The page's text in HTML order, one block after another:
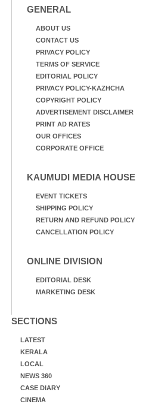
GENERAL
ABOUT US
CONTACT US
PRIVACY POLICY
TERMS OF SERVICE
EDITORIAL POLICY
PRIVACY POLICY-KAZHCHA
COPYRIGHT POLICY
ADVERTISEMENT DISCLAIMER
PRINT AD RATES
OUR OFFICES
CORPORATE OFFICE
KAUMUDI MEDIA HOUSE
EVENT TICKETS
SHIPPING POLICY
RETURN AND REFUND POLICY
CANCELLATION POLICY
ONLINE DIVISION
EDITORIAL DESK
MARKETING DESK
SECTIONS
LATEST
KERALA
LOCAL
NEWS 360
CASE DIARY
CINEMA